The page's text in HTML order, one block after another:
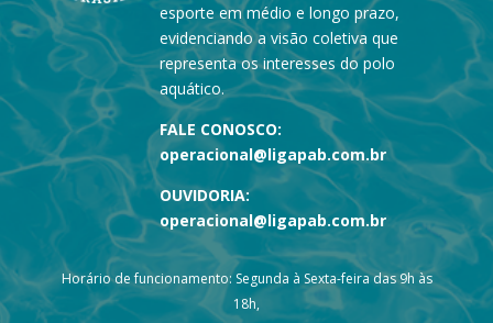
esporte em médio e longo prazo,
evidenciando a visão coletiva que
representa os interesses do polo
aquático.
FALE CONOSCO:
operacional@ligapab.com.br
OUVIDORIA:
operacional@ligapab.com.br
Horário de funcionamento: Segunda à Sexta-feira das 9h às
18h,